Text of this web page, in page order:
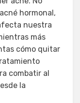
hormonal,
nuestra
más
cómo quitar
combatir al
la